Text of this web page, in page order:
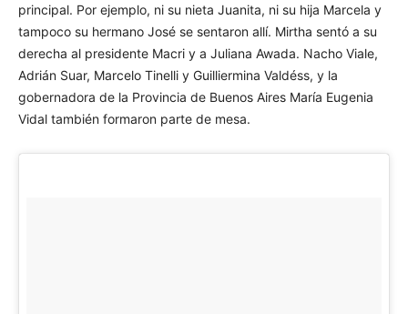
principal. Por ejemplo, ni su nieta Juanita, ni su hija Marcela y
tampoco su hermano José se sentaron allí. Mirtha sentó a su
derecha al presidente Macri y a Juliana Awada. Nacho Viale,
Adrián Suar, Marcelo Tinelli y Guilliermina Valdéss, y la
gobernadora de la Provincia de Buenos Aires María Eugenia
Vidal también formaron parte de mesa.